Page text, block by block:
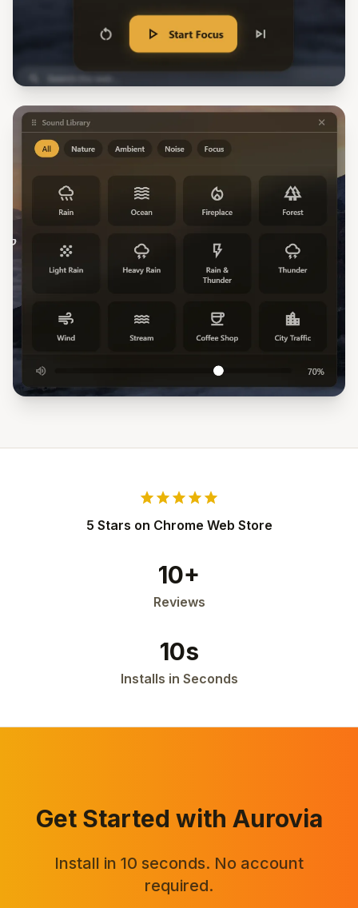
starstarstarstarstar
5 Stars on Chrome Web Store
10+
Reviews
10s
Installs in Seconds
Get Started with Aurovia
Install in 10 seconds. No account
required.